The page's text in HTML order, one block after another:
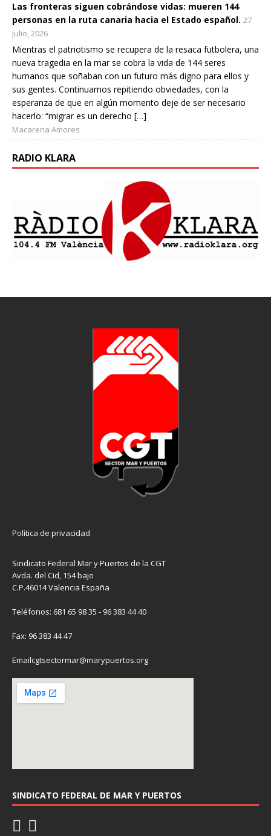
Las fronteras siguen cobrándose vidas: mueren 144
personas en la ruta canaria hacia el Estado español. 27
julio, 2026
Mientras el patriotismo se recupera de la resaca futbolera, una
nueva tragedia en la mar se cobra la vida de 144 seres
humanos que soñaban con un futuro más digno para ellos y
sus gentes. Continuamos repitiendo obviedades, con la
esperanza de que en algún momento deje de ser necesario
hacerlo: “migrar es un derecho […]
Macarena Amores
RADIO KLARA
Política de privacidad
Sindicato Federal Mar y Puertos de la CGT
Avda. del Cid, 154 bajo
C.P.46014 Valencia España
Teléfonos: 681 65 98 35 - 96 383 44 40
Fax: 96 383 44 47
Emailcgtsectormar@marypuertos.org
SINDICATO FEDERAL DE MAR Y PUERTOS